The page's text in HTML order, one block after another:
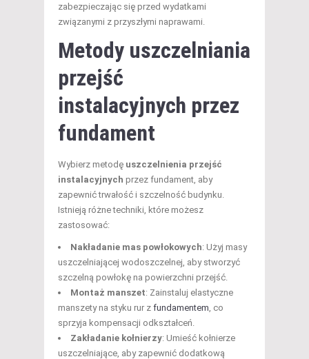
zabezpieczając się przed wydatkami
związanymi z przyszłymi naprawami.
Metody uszczelniania
przejść
instalacyjnych przez
fundament
Wybierz metodę uszczelnienia przejść
instalacyjnych przez fundament, aby
zapewnić trwałość i szczelność budynku.
Istnieją różne techniki, które możesz
zastosować:
Nakładanie mas powłokowych: Użyj masy
uszczelniającej wodoszczelnej, aby stworzyć
szczelną powłokę na powierzchni przejść.
Montaż manszet: Zainstaluj elastyczne
manszety na styku rur z fundamentem , co
sprzyja kompensacji odkształceń.
Zakładanie kołnierzy: Umieść kołnierze
uszczelniające, aby zapewnić dodatkową